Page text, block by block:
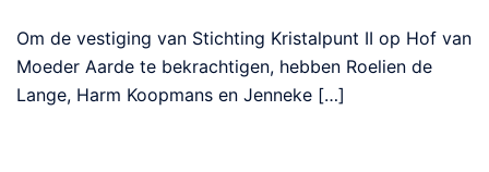
Om de vestiging van Stichting Kristalpunt II op Hof van
Moeder Aarde te bekrachtigen, hebben Roelien de
Lange, Harm Koopmans en Jenneke […]